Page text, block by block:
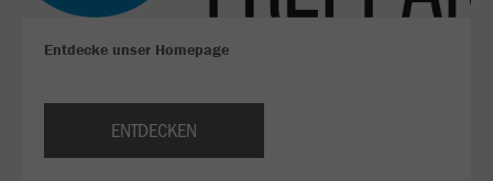
Entdecke unser Homepage
ENTDECKEN